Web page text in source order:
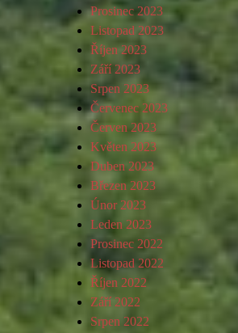
Prosinec 2023
Listopad 2023
Říjen 2023
Září 2023
Srpen 2023
Červenec 2023
Červen 2023
Květen 2023
Duben 2023
Březen 2023
Únor 2023
Leden 2023
Prosinec 2022
Listopad 2022
Říjen 2022
Září 2022
Srpen 2022